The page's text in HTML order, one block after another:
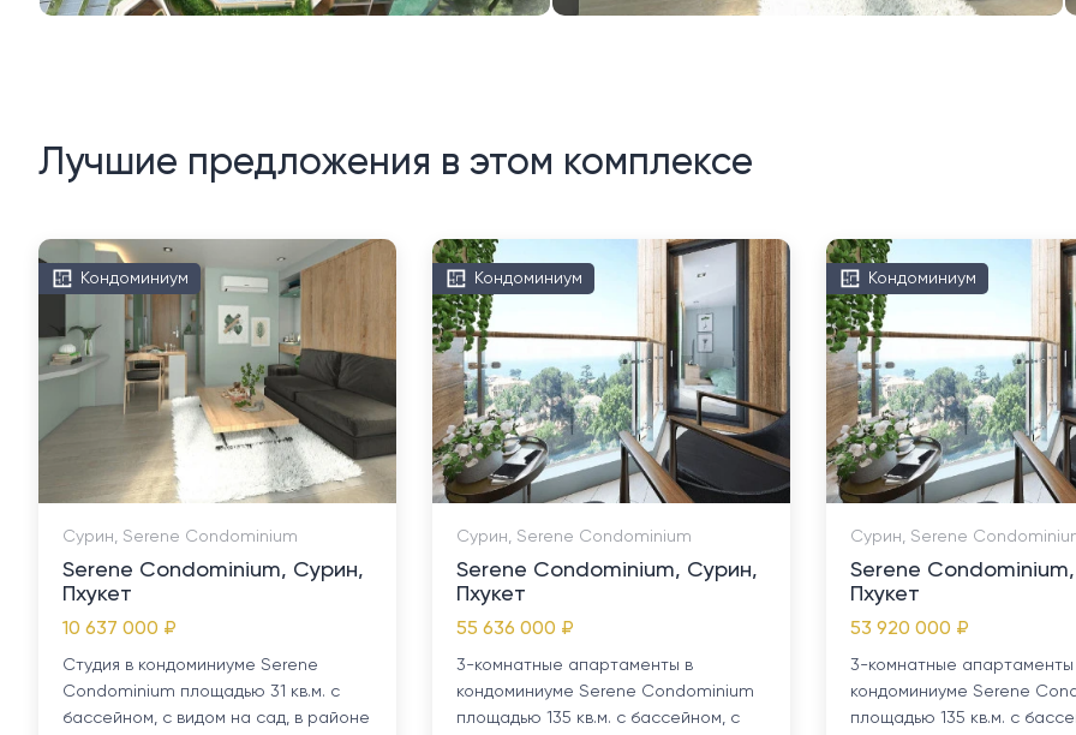
Лучшие предложения в этом комплексе
Кондоминиум
Сурин, Serene Condominium
Serene Condominium, Сурин,
Пхукет
10 637 000 ₽
Студия в кондоминиуме Serene
Condominium площадью 31 кв.м. с
бассейном, с видом на сад, в районе
Кондоминиум
Сурин, Serene Condominium
Serene Condominium, Сурин,
Пхукет
55 636 000 ₽
3-комнатные апартаменты в
кондоминиуме Serene Condominium
площадью 135 кв.м. с бассейном, с
Кондоминиум
Сурин, Serene
Serene
Пхукет
53 920 000 ₽
3-комнатные апартаменты
кондоминиуме Serene
площадью 135 кв.м. с